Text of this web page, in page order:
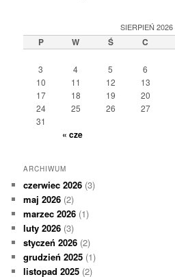
SIERPIEŃ 2026
P W Ś C
3
4 5 6
10
11 12 13
17
18 19 20
24
25 26 27
31
« cze
ARCHIWUM
czerwiec 2026 (3)
maj 2026 (2)
marzec 2026 (1)
luty 2026 (3)
styczeń 2026 (2)
grudzień 2025 (1)
listopad 2025 (2)